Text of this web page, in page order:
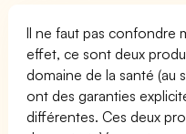
Il ne faut pas confondre
effet, ce sont deux
domaine de la santé (au
ont des garanties
différentes. Ces deux